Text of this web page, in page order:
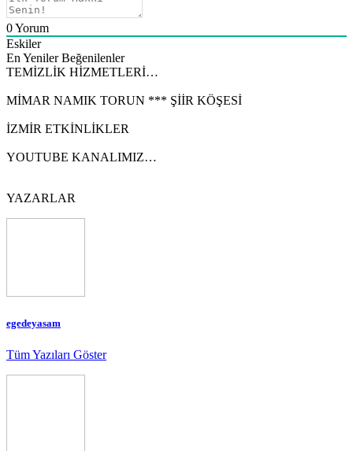
0Yorum
Eskiler
En Yeniler Beğenilenler
TEMİZLİK HİZMETLERİ…
MİMAR NAMIK TORUN *** ŞİİR KÖŞESİ
İZMİR ETKİNLİKLER
YOUTUBE KANALIMIZ…
YAZARLAR
egedeyasam
Tüm Yazıları Göster